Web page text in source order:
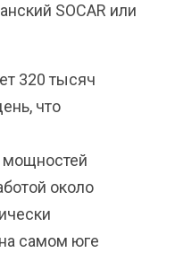
SOCAR или
320 тысяч
что
около
самом юге